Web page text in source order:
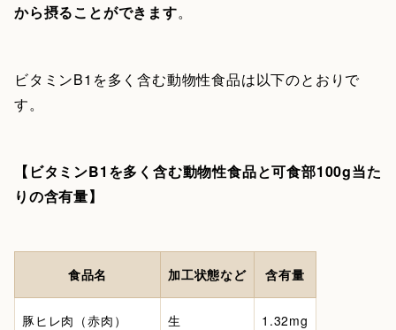
から摂ることができます。
ビタミンB1を多く含む動物性食品は以下のとおりで
す。
【ビタミンB1を多く含む動物性食品と可食部100g当た
りの含有量】
食品名 加工状態など 含有量
豚ヒレ肉（赤肉） 生 1.32mg